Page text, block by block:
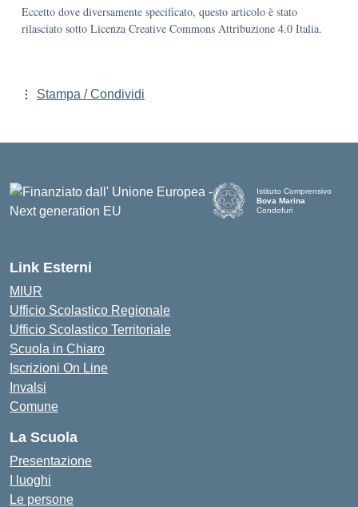
Eccetto dove diversamente specificato, questo articolo è stato
rilasciato sotto Licenza Creative Commons Attribuzione 4.0 Italia.
Stampa / Condividi
Istituto Comprensivo
Bova Marina
Condofuri
Link Esterni
MIUR
Ufficio Scolastico Regionale
Ufficio Scolastico Territoriale
Scuola in Chiaro
Iscrizioni On Line
Invalsi
Comune
La Scuola
Presentazione
I luoghi
Le persone